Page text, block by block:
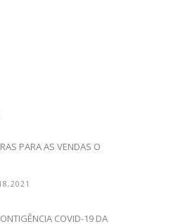
PARA AS VENDAS O
COVID-19 DA